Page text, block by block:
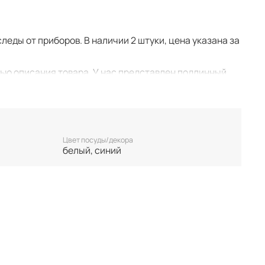
от приборов. В наличии 2 штуки, цена указана за
описания товара. У нас представлен подлинный
следы времени и использования.
экземпляре. Бронь возможна только
Цвет посуды/декора
белый, синий